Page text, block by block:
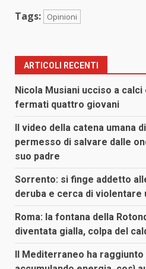
Tags: Opinioni
ARTICOLI RECENTI
Nicola Musiani ucciso a calci
fermati quattro giovani
Il video della catena umana
permesso di salvare dalle
suo padre
Sorrento: si finge addetto
deruba e cerca di violentare
Roma: la fontana della
diventata gialla, colpa del
Il Mediterraneo ha raggiunto